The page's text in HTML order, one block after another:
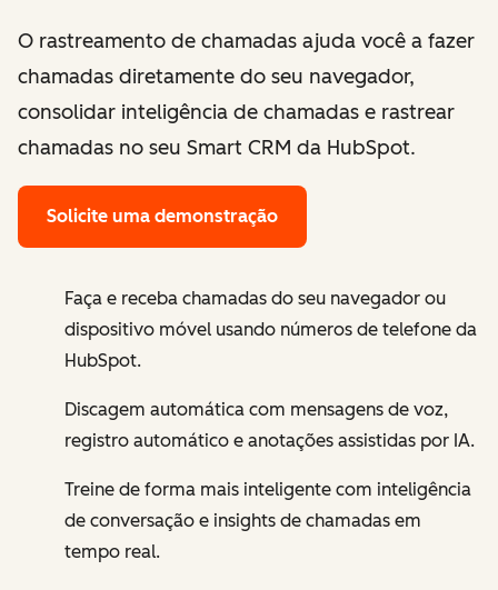
O rastreamento de chamadas ajuda você a fazer
chamadas diretamente do seu navegador,
consolidar inteligência de chamadas e rastrear
chamadas no seu Smart CRM da HubSpot.
Solicite uma demonstração
Faça e receba chamadas do seu navegador ou
dispositivo móvel usando números de telefone da
HubSpot.
Discagem automática com mensagens de voz,
registro automático e anotações assistidas por IA.
Treine de forma mais inteligente com inteligência
de conversação e insights de chamadas em
tempo real.